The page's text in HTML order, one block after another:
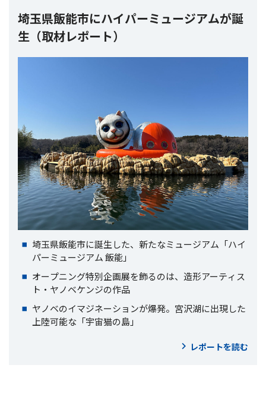
埼玉県飯能市にハイパーミュージアムが誕
生（取材レポート）
埼玉県飯能市に誕生した、新たなミュージアム「ハイ
パーミュージアム 飯能」
オープニング特別企画展を飾るのは、造形アーティス
ト・ヤノベケンジの作品
ヤノベのイマジネーションが爆発。宮沢湖に出現した
上陸可能な「宇宙猫の島」
レポートを読む